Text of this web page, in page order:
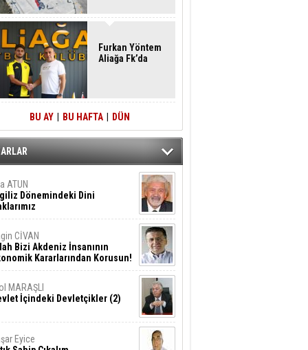
Furkan Yöntem
Aliağa Fk’da
BU AY BU HAFTA DÜN
ATUN
Dönemindeki Dini
CİVAN
Bizi Akdeniz İnsanının
Kararlarından Korusun!
MARAŞLI
İçindeki Devletçikler (2)
Eyice